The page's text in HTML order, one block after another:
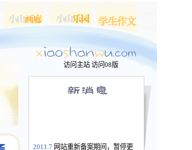
访问主站 访问08版
2011.7 网站重新备案期间，暂停更